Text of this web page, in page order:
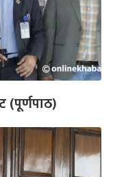
(पूर्णपाठ)